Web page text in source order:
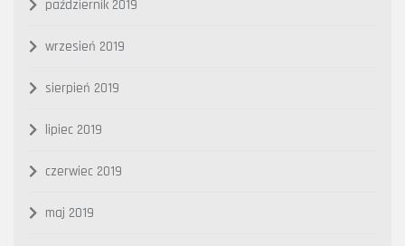
październik 2019
wrzesień 2019
sierpień 2019
lipiec 2019
czerwiec 2019
maj 2019